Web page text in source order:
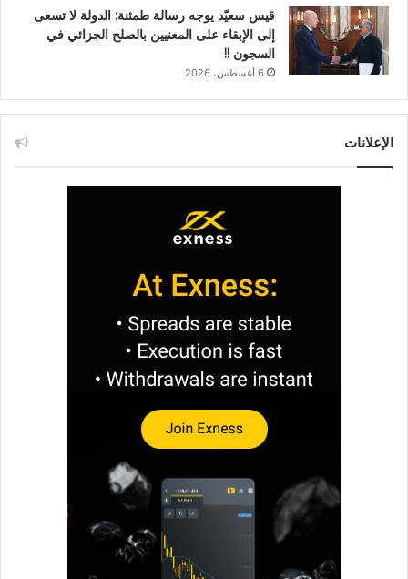
قيس سعيّد يوجه رسالة طمئنة: الدولة لا تسعى
إلى الإبقاء على المعنيين بالصلح الجزائي في
السجون !!
6 أغسطس، 2026
الإعلانات